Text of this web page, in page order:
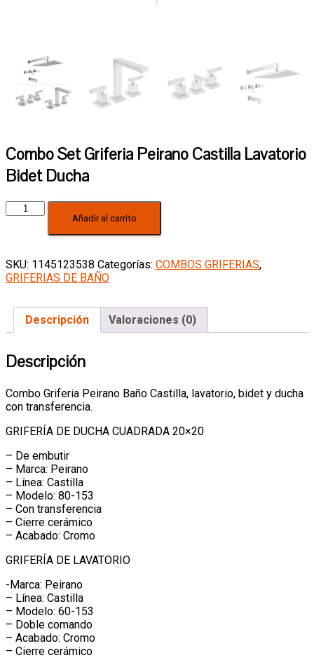
Combo Set Griferia Peirano Castilla Lavatorio
Bidet Ducha
Combo
Castilla
Lavatorio
Bidet
cantidad
Añadir al carrito
SKU: 1145123538 Categorías: COMBOS GRIFERIAS,
GRIFERIAS DE BAÑO
Descripción Valoraciones (0)
Descripción
Combo Griferia Peirano Baño Castilla, lavatorio, bidet y ducha
con transferencia.
GRIFERÍA DE DUCHA CUADRADA 20×20
– De embutir
– Marca: Peirano
– Línea: Castilla
– Modelo: 80-153
– Con transferencia
– Cierre cerámico
– Acabado: Cromo
GRIFERÍA DE LAVATORIO
-Marca: Peirano
– Línea: Castilla
– Modelo: 60-153
– Doble comando
– Acabado: Cromo
– Cierre cerámico